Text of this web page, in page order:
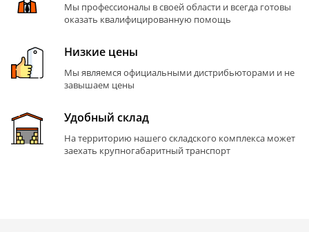
Мы профессионалы в своей области и всегда готовы
оказать квалифицированную помощь
Низкие цены
Мы являемся официальными дистрибьюторами и не
завышаем цены
Удобный склад
На территорию нашего складского комплекса может
заехать крупногабаритный транспорт